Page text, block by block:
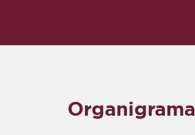
Organigrama